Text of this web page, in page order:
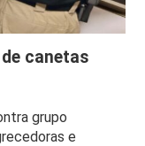
canetas
grupo
e